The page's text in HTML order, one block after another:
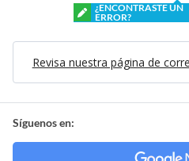
¿ENCONTRASTE UN
ERROR?
Revisa nuestra página de
Síguenos en: